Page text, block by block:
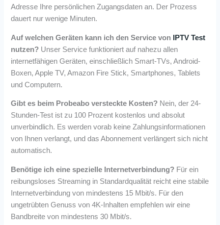
Adresse Ihre persönlichen Zugangsdaten an. Der Prozess
dauert nur wenige Minuten.
Auf welchen Geräten kann ich den Service von
IPTV Test
nutzen? Unser Service funktioniert auf nahezu allen
internetfähigen Geräten, einschließlich Smart-TVs, Android-
Boxen, Apple TV, Amazon Fire Stick, Smartphones, Tablets
und Computern.
Gibt es beim Probeabo versteckte Kosten? Nein, der 24-
Stunden-Test ist zu 100 Prozent kostenlos und absolut
unverbindlich. Es werden vorab keine Zahlungsinformationen
von Ihnen verlangt, und das Abonnement verlängert sich nicht
automatisch.
Benötige ich eine spezielle Internetverbindung? Für ein
reibungsloses Streaming in Standardqualität reicht eine stabile
Internetverbindung von mindestens 15 Mbit/s. Für den
ungetrübten Genuss von 4K-Inhalten empfehlen wir eine
Bandbreite von mindestens 30 Mbit/s.